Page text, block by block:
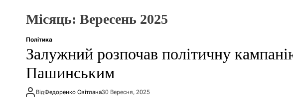
Місяць: Вересень 2025
Політика
Залужний розпочав політичну
Пашинським
ВідФедоренко Світлана30 Вересня, 2025